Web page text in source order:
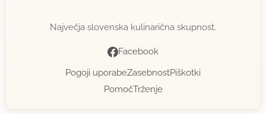
Največja slovenska kulinarična skupnost.
Facebook
Pogoji uporabeZasebnostPiškotki
PomočTrženje